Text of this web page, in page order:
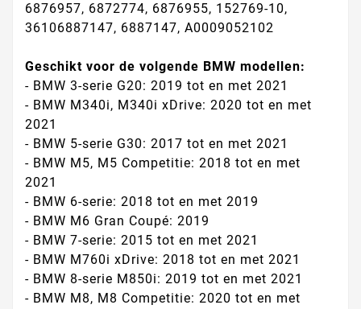
6876957, 6872774, 6876955, 152769-10,
36106887147, 6887147, A0009052102
Geschikt voor de volgende BMW modellen:
- BMW 3-serie G20: 2019 tot en met 2021
- BMW M340i, M340i xDrive: 2020 tot en met
2021
- BMW 5-serie G30: 2017 tot en met 2021
- BMW M5, M5 Competitie: 2018 tot en met
2021
- BMW 6-serie: 2018 tot en met 2019
- BMW M6 Gran Coupé: 2019
- BMW 7-serie: 2015 tot en met 2021
- BMW M760i xDrive: 2018 tot en met 2021
- BMW 8-serie M850i: 2019 tot en met 2021
- BMW M8, M8 Competitie: 2020 tot en met